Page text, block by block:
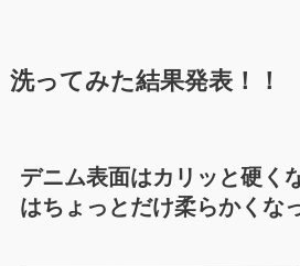
洗ってみた結果発表！！
デニム表面はカリッと硬く
はちょっとだけ柔らかくな